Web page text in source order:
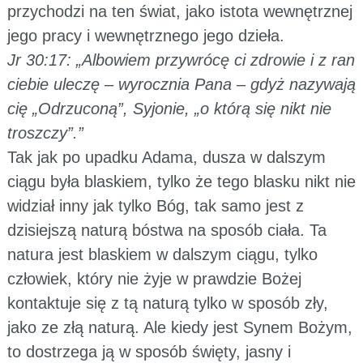
przychodzi na ten świat, jako istota wewnętrznej
jego pracy i wewnętrznego jego dzieła.
Jr 30:17: „Albowiem przywrócę ci zdrowie i z ran
ciebie uleczę – wyrocznia Pana – gdyż nazywają
cię „Odrzuconą”, Syjonie, „o którą się nikt nie
troszczy”.”
Tak jak po upadku Adama, dusza w dalszym
ciągu była blaskiem, tylko że tego blasku nikt nie
widział inny jak tylko Bóg, tak samo jest z
dzisiejszą naturą bóstwa na sposób ciała. Ta
natura jest blaskiem w dalszym ciągu, tylko
człowiek, który nie żyje w prawdzie Bożej
kontaktuje się z tą naturą tylko w sposób zły,
jako ze złą naturą. Ale kiedy jest Synem Bożym,
to dostrzega ją w sposób święty, jasny i